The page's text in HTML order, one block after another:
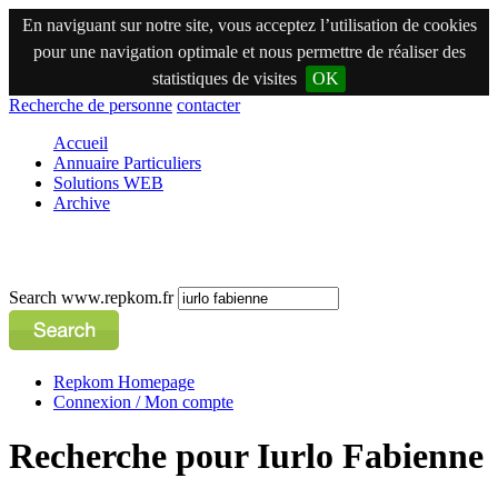
En naviguant sur notre site, vous acceptez l’utilisation de cookies
pour une navigation optimale et nous permettre de réaliser des
statistiques de visites
OK
Recherche de personne contacter
Accueil
Annuaire Particuliers
Solutions WEB
Archive
Search www.repkom.fr
Repkom Homepage
Connexion / Mon compte
Recherche pour Iurlo Fabienne